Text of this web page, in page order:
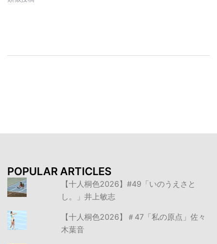
ン
POPULAR ARTICLES
【十人桐色2026】#49「いのうえさと
し。」井上敏志
【十人桐色2026】＃47「私の原点」佐々
木葉音